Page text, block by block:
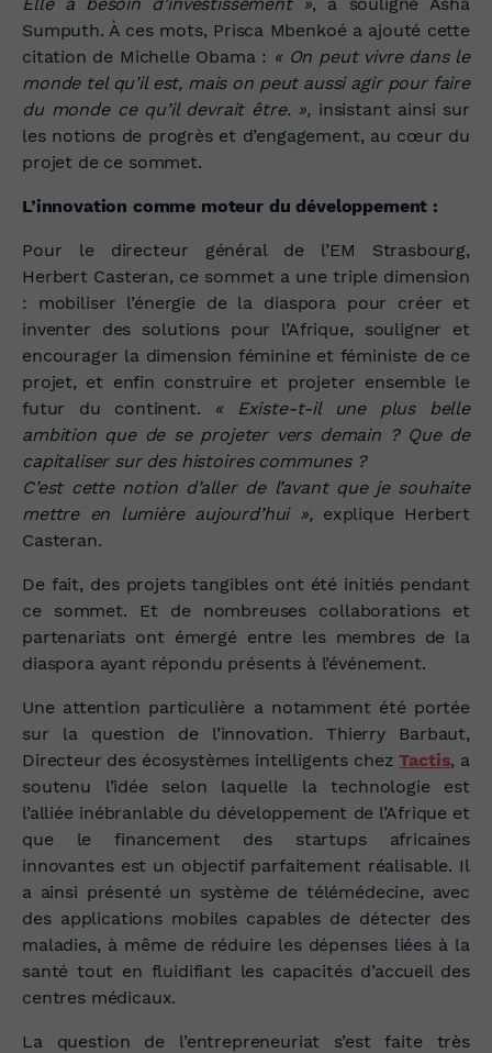
Sumputh. À ces mots, Prisca Mbenkoé a ajouté cette
citation de Michelle Obama : « On peut vivre dans le
monde tel qu’il est, mais on peut aussi agir pour faire
du monde ce qu’il devrait être. », insistant ainsi sur
les notions de progrès et d’engagement, au cœur du
projet de ce sommet.
L’innovation comme moteur du développement :
Pour le directeur général de l’EM Strasbourg,
Herbert Casteran, ce sommet a une triple dimension
: mobiliser l’énergie de la diaspora pour créer et
inventer des solutions pour l’Afrique, souligner et
encourager la dimension féminine et féministe de ce
projet, et enfin construire et projeter ensemble le
futur du continent. « Existe-t-il une plus belle
ambition que de se projeter vers demain ? Que de
capitaliser sur des histoires communes ?
C’est cette notion d’aller de l’avant que je souhaite
mettre en lumière aujourd’hui », explique Herbert
Casteran.
De fait, des projets tangibles ont été initiés pendant
ce sommet. Et de nombreuses collaborations et
partenariats ont émergé entre les membres de la
diaspora ayant répondu présents à l’événement.
Une attention particulière a notamment été portée
sur la question de l’innovation. Thierry Barbaut,
Directeur des écosystèmes intelligents chezTactis, a
soutenu l’idée selon laquelle la technologie est
l’alliée inébranlable du développement de l’Afrique et
que le financement des startups africaines
innovantes est un objectif parfaitement réalisable. Il
a ainsi présenté un système de télémédecine, avec
des applications mobiles capables de détecter des
maladies, à même de réduire les dépenses liées à la
santé tout en fluidifiant les capacités d’accueil des
centres médicaux.
La question de l’entrepreneuriat s’est faite très